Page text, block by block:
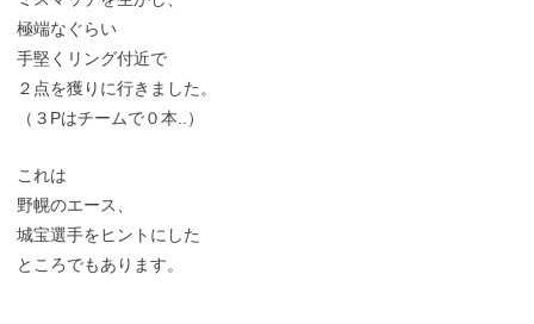
極端なぐらい
手堅くリング付近で
２点を獲りに行きました。
（３Pはチームで０本..）
これは
野幌のエース、
城宝選手をヒントにした
ところでもあります。